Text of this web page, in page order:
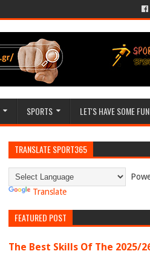
SPORTS LET'S HAVE SOME FUN
TRANSLATE SPORT365
Translate
FEATURED POST
The Best Skills Of The 2025/